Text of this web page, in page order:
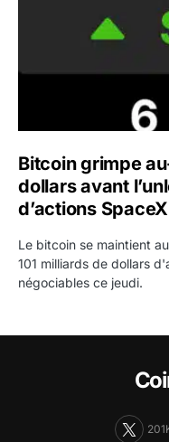
Bitcoin grimpe
dollars avant
d’actions SpaceX
Le bitcoin se maintient
101 milliards de dollars
négociables ce jeudi.